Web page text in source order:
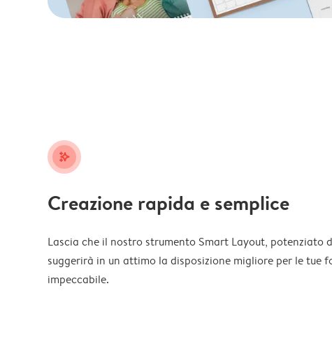
stars_plus
Creazione rapida e semplice
Lascia che il nostro strumento Smart Layout, potenziato
suggerirà in un attimo la disposizione migliore per le tue
impeccabile.